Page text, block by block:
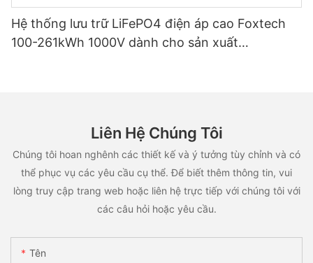
Hệ thống lưu trữ LiFePO4 điện áp cao Foxtech
100-261kWh 1000V dành cho sản xuất
Liên Hệ Chúng Tôi
Chúng tôi hoan nghênh các thiết kế và ý tưởng tùy chỉnh và có
thể phục vụ các yêu cầu cụ thể. Để biết thêm thông tin, vui
lòng truy cập trang web hoặc liên hệ trực tiếp với chúng tôi với
các câu hỏi hoặc yêu cầu.
Tên